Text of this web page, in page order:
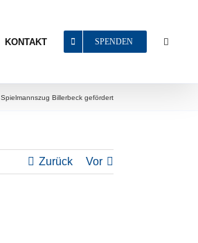
KONTAKT SPENDEN
Spielmannszug Billerbeck gefördert
Zurück Vor